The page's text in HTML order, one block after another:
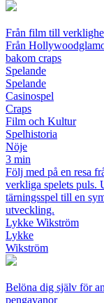
Från film till
Från
bakom craps
Spelande
Spelande
Casinospel
Craps
Film och Kultur
Spelhistoria
Nöje
3 min
Följ med på en resa
verkliga spelets puls.
tärningsspel till en
utveckling.
Lykke Wikström
Lykke
Wikström
Belöna dig själv för
pengavanor